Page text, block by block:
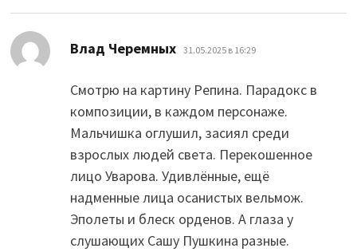
Влад Черемных: 31.05.2025 в 16:29
Смотрю на картину Репина. Парадокс в
композиции, в каждом персонаже.
Мальчишка оглушил, засиял среди
взрослых людей света. Перекошенное
лицо Уварова. Удивлённые, ещё
надменные лица осанистых вельмож.
Эполеты и блеск орденов. А глаза у
слушающих Сашу Пушкина разные.